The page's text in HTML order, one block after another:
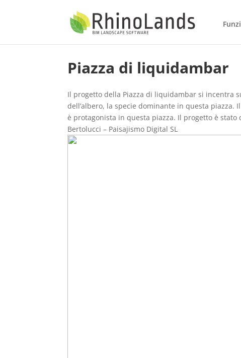
Piazza di liquidambar
Il progetto della Piazza di liquidambar si incentra
dell’albero, la specie dominante in questa
è protagonista in questa piazza. Il progetto è stato
Bertolucci – Paisajismo Digital SL